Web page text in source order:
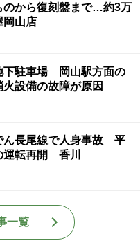
から復刻盤まで…約3万
山店
下駐車場 岡山駅方面の
設備の故障が原因
ん長尾線で人身事故 平
運転再開 香川
一覧